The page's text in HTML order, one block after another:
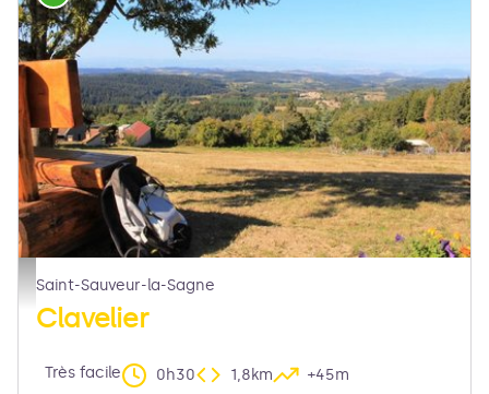
point de vue en Livradois-Forez - Maison du Tourisme
Saint-Sauveur-la-Sagne
Clavelier
Très facile 0h30 1,8km +45m